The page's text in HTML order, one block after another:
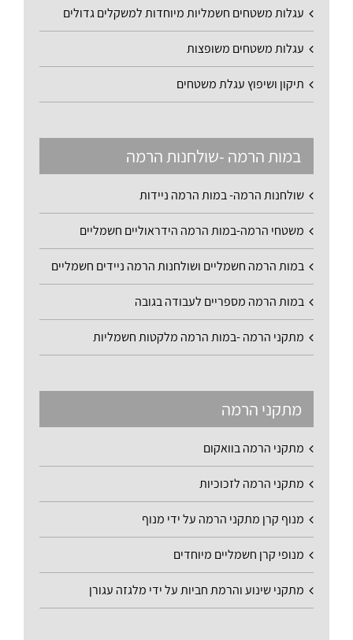
עגלות משטחים חשמליות מיוחדות למשקלים גדולים
עגלות משטחים משופצות
תיקון ושיפוץ עגלת משטחים
במות הרמה -שולחנות הרמה
שולחנות הרמה- במות הרמה ניידות
משטחי הרמה-במות הרמה הידראוליים חשמליים
במות הרמה חשמליים ושולחנות הרמה ניידים חשמליים
במות הרמה מספריים לעבודה בגובה
מתקני הרמה -במות הרמה מלקטות חשמליות
מתקני הרמה
מתקני הרמה בוואקום
מתקני הרמה לזכוכיות
מנוף קרן מתקני הרמה על ידי מנוף
מנופי קרן חשמליים מיוחדים
מתקני שינוע והרמת חביות על ידי מלגזה עגורן